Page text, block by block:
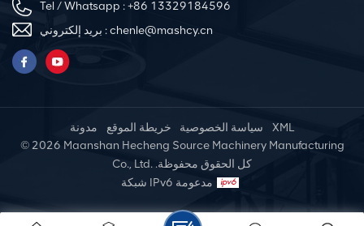
Tel / Whatsapp :+86 13329184596
بريد إلكتروني :chenle@mashcy.cn
مدونة خريطة الموقع سياسة الخصوصية
XML
© 2026 Maanshan Hecheng Source Machinery Manufacturing
Co., Ltd. .كل الحقوق محفوظة
شبكة IPv6 مدعومة